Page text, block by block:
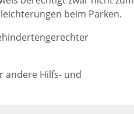
beim Parken.
andere Hilfs- und